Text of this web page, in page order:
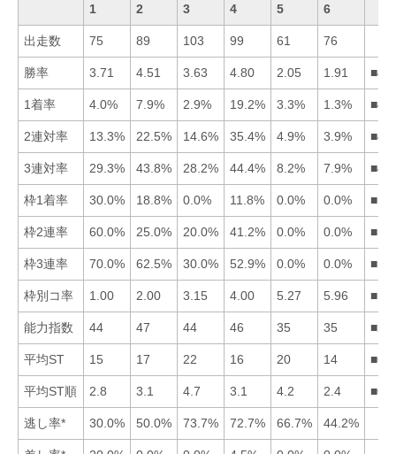
1 2 3 4 5 6
出走数 75 89 103 99 61 76
勝率 3.71 4.51 3.63 4.80 2.05 1.91
1着率 4.0% 7.9% 2.9% 19.2% 3.3% 1.3%
2連対率 13.3% 22.5% 14.6% 35.4% 4.9% 3.9%
3連対率 29.3% 43.8% 28.2% 44.4% 8.2% 7.9%
枠1着率 30.0% 18.8% 0.0% 11.8% 0.0% 0.0%
枠2連率 60.0% 25.0% 20.0% 41.2% 0.0% 0.0%
枠3連率 70.0% 62.5% 30.0% 52.9% 0.0% 0.0%
枠別コ率 1.00 2.00 3.15 4.00 5.27 5.96
能力指数 44 47 44 46 35 35
平均ST 15 17 22 16 20 14
平均ST順 2.8 3.1 4.7 3.1 4.2 2.4
逃し率* 30.0% 50.0% 73.7% 72.7% 66.7% 44.2%